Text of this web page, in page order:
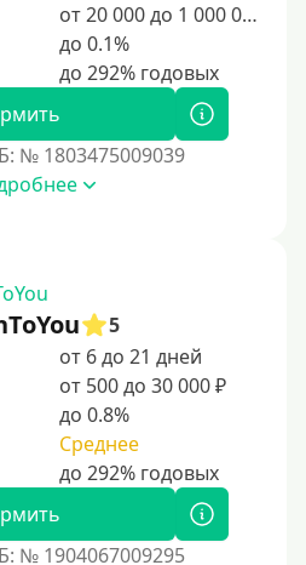
от 20 000 до 1 000 000 ₽
до 0.1%
№ 1803475009039
5
от 6 до 21 дней
от 500 до 30 000 ₽
до 0.8%
Среднее
№ 1904067009295